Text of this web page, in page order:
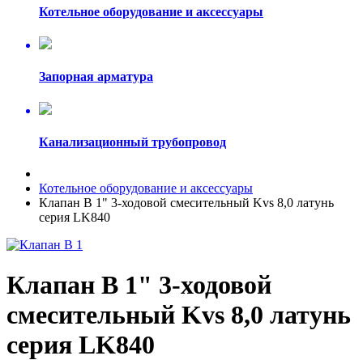
Котельное оборудование и аксессуары
Запорная арматура
Канализационный трубопровод
Котельное оборудование и аксессуары
Клапан В 1" 3-ходовой смесительный Kvs 8,0 латунь
серия LK840
Клапан В 1" 3-ходовой
смесительный Kvs 8,0 латунь
серия LK840